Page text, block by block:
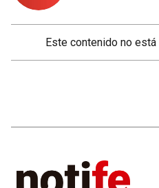
Este contenido no